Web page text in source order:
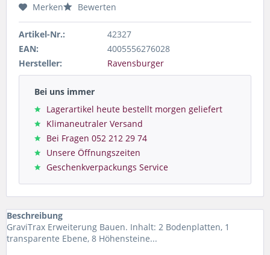
Merken Bewerten
Artikel-Nr.:
42327
EAN:
4005556276028
Hersteller:
Ravensburger
Bei uns immer
Lagerartikel heute bestellt morgen geliefert
Klimaneutraler Versand
Bei Fragen 052 212 29 74
Unsere Öffnungszeiten
Geschenkverpackungs Service
Beschreibung
GraviTrax Erweiterung Bauen. Inhalt: 2 Bodenplatten, 1
transparente Ebene, 8 Höhensteine...